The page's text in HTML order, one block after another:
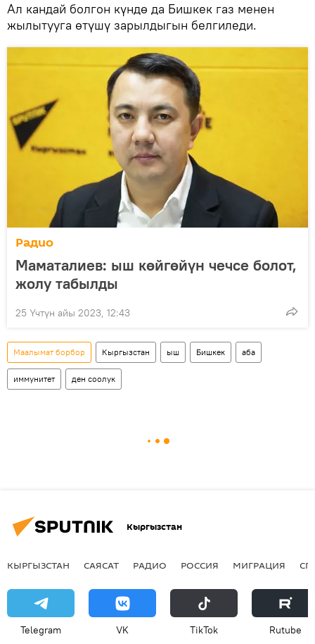
Ал кандай болгон күндө да Бишкек газ менен
жылытууга өтүшү зарылдыгын белгиледи.
Радио
Маматалиев: ыш көйгөйүн чечсе болот,
жолу табылды
25 Үчтүн айы 2023, 12:43
Маалымат борбор Кыргызстан ыш Бишкек аба
иммунитет ден соолук
Кыргызстан
КЫРГЫЗСТАН САЯСАТ РАДИО РОССИЯ МИГРАЦИЯ
Telegram VK ТikТоk Rutube